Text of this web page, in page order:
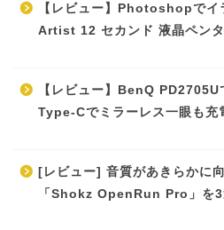
【レビュー】Photoshopでイ
Artist 12 セカンド 液晶ペンタ
【レビュー】BenQ
Type-Cでミラーレス一眼も充
[レビュー] 音質があきらかに
「Shokz OpenRun Pro」を3